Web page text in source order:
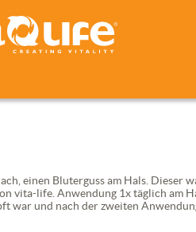
einen Bluterguss am Hals. Dieser
vita-life. Anwendung 1x täglich am
war und nach der zweiten